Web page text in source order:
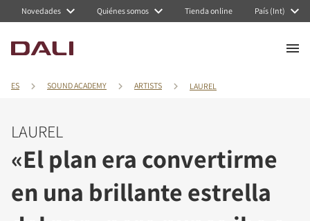
Novedades Quiénes somos Tienda online País (Int)
ES SOUND ACADEMY ARTISTS LAUREL
LAUREL
«El plan era convertirme
en una brillante estrella